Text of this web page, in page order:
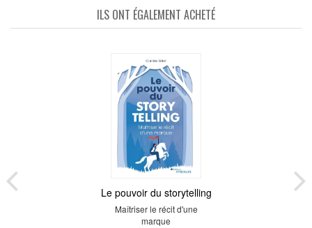
ILS ONT ÉGALEMENT ACHETÉ
Le pouvoir du storytelling
Maîtriser le récit d'une
marque